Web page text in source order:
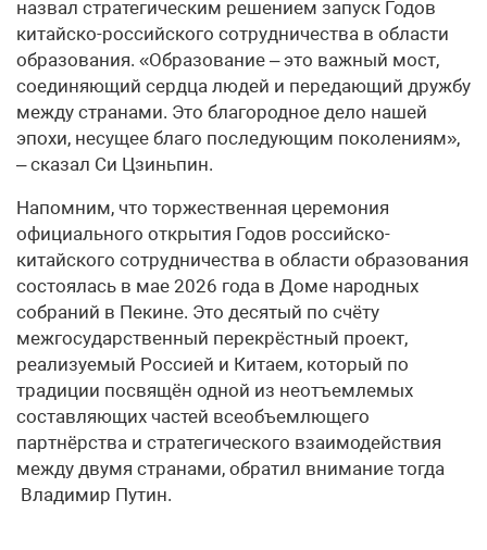
назвал стратегическим решением запуск Годов
китайско-российского сотрудничества в области
образования. «Образование – это важный мост,
соединяющий сердца людей и передающий дружбу
между странами. Это благородное дело нашей
эпохи, несущее благо последующим поколениям»,
– сказал Си Цзиньпин.
Напомним, что торжественная церемония
официального открытия Годов российско-
китайского сотрудничества в области образования
состоялась в мае 2026 года в Доме народных
собраний в Пекине. Это десятый по счёту
межгосударственный перекрёстный проект,
реализуемый Россией и Китаем, который по
традиции посвящён одной из неотъемлемых
составляющих частей всеобъемлющего
партнёрства и стратегического взаимодействия
между двумя странами, обратил внимание тогда
Владимир Путин.